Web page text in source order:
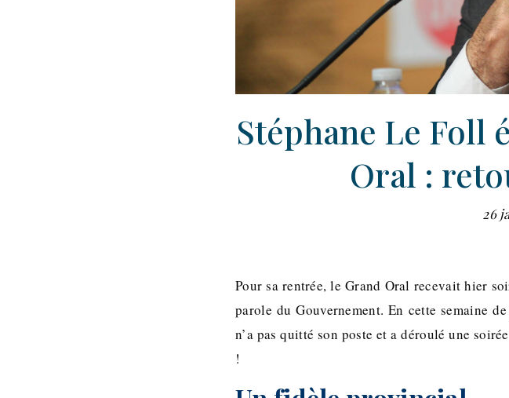
Stéphane Le Foll
Oral :
26
Pour sa rentrée, le Grand Oral recevait hier
parole du Gouvernement. En cette semaine
n’a pas quitté son poste et a déroulé une
!